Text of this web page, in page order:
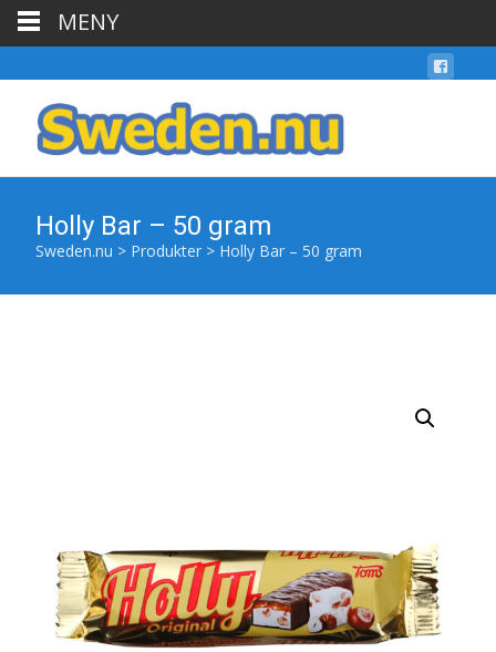
Holly Bar – 50 gram
Sweden.nu > Produkter > Holly Bar – 50 gram
MENY